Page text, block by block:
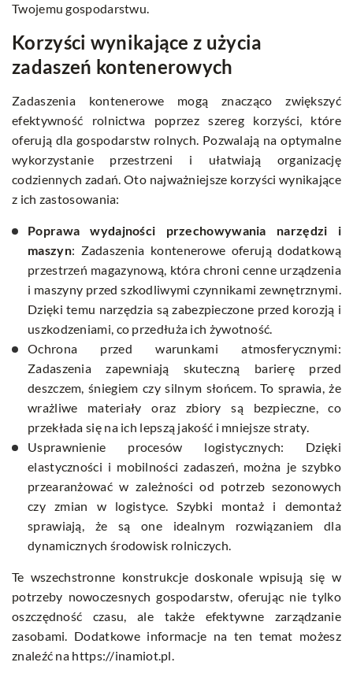
Twojemu gospodarstwu.
Korzyści wynikające z użycia
zadaszeń kontenerowych
Zadaszenia kontenerowe mogą znacząco zwiększyć
efektywność rolnictwa poprzez szereg korzyści, które
oferują dla gospodarstw rolnych. Pozwalają na optymalne
wykorzystanie przestrzeni i ułatwiają organizację
codziennych zadań. Oto najważniejsze korzyści wynikające
z ich zastosowania:
Poprawa wydajności przechowywania narzędzi i
maszyn: Zadaszenia kontenerowe oferują dodatkową
przestrzeń magazynową, która chroni cenne urządzenia
i maszyny przed szkodliwymi czynnikami zewnętrznymi.
Dzięki temu narzędzia są zabezpieczone przed korozją i
uszkodzeniami, co przedłuża ich żywotność.
Ochrona przed warunkami atmosferycznymi:
Zadaszenia zapewniają skuteczną barierę przed
deszczem, śniegiem czy silnym słońcem. To sprawia, że
wrażliwe materiały oraz zbiory są bezpieczne, co
przekłada się na ich lepszą jakość i mniejsze straty.
Usprawnienie procesów logistycznych: Dzięki
elastyczności i mobilności zadaszeń, można je szybko
przearanżować w zależności od potrzeb sezonowych
czy zmian w logistyce. Szybki montaż i demontaż
sprawiają, że są one idealnym rozwiązaniem dla
dynamicznych środowisk rolniczych.
Te wszechstronne konstrukcje doskonale wpisują się w
potrzeby nowoczesnych gospodarstw, oferując nie tylko
oszczędność czasu, ale także efektywne zarządzanie
zasobami. Dodatkowe informacje na ten temat możesz
znaleźć na https://inamiot.pl.